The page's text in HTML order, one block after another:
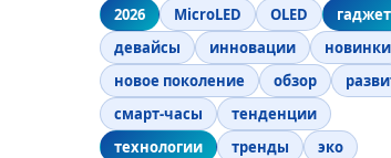
2026 MicroLED OLED
девайсы
инновации
новинки
новое поколение
обзор
смарт-часы
тенденции
технологии
тренды
эко